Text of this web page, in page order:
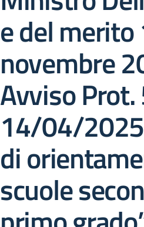
e del merito
novembre
Avviso
14/04/
di
scuole